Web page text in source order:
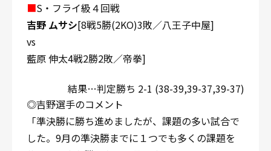
■S・フライ級４回戦
吉野 ムサシ[8戦5勝(2KO)3敗／八王子中屋]
vs
藍原 伸太4戦2勝2敗／帝拳]
結果…判定勝ち 2-1 (38-39,39-37,39-37)
◎吉野選手のコメント
「準決勝に勝ち進めましたが、課題の多い試合で
した。9月の準決勝までに１つでも多くの課題を